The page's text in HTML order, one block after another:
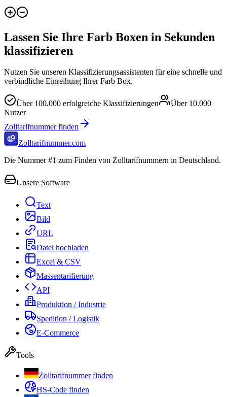
Lassen Sie Ihre Farb Boxen in Sekunden
klassifizieren
Nutzen Sie unseren Klassifizierungsassistenten für eine schnelle und
verbindliche Einreihung Ihrer Farb Box.
Über 100.000 erfolgreiche Klassifizierungen Über 10.000
Nutzer
Zolltarifnummer finden
Zolltarifnummer.com
Die Nummer #1 zum Finden von Zolltarifnummern in Deutschland.
Unsere Software
Text
Bild
URL
Datei hochladen
Excel & CSV
Massentarifierung
API
Produktion / Industrie
Spedition / Logistik
E-Commerce
Tools
Zolltarifnummer finden
HS-Code finden